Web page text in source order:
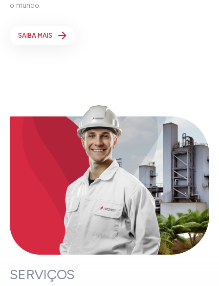
o mundo.
SAIBA MAIS
SERVIÇOS